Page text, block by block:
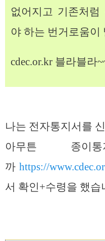
없어지고 기존처럼
야 하는 번거로움이
cdec.or.kr 블라블라
나는 전자통지서를
아무튼 종이통
까 https://
서 확인+수령을 했습